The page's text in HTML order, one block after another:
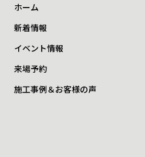
ホーム
新着情報
イベント情報
来場予約
施工事例＆お客様の声